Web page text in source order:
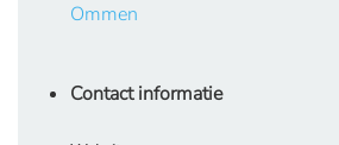
Ommen
Contact informatie